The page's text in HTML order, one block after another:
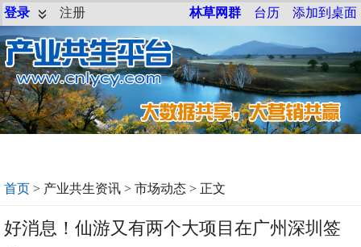
登录 注册 林草网群 台历 添加到桌面
首页 > 产业共生资讯 > 市场动态 > 正文
好消息！仙游又有两个大项目在广州深圳签